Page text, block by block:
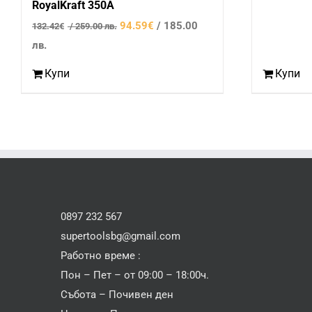
RoyalKraft 350А
132.42€ / 259.00 лв. Original
94.59€ / 185.00
лв.Текущата
е:
лв..
Купи Купи
0897 232 567
supertoolsbg@gmail.com
Работно време :
Пон – Пет – от 09:00 – 18:00ч.
Събота – Почивен ден